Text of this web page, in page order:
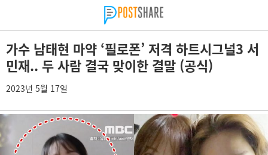
가수 남태현 마약 ‘필로폰’ 저격 하트시그널3 서
민재.. 두 사람 결국 맞이한 결말 (공식)
2023년 5월 17일